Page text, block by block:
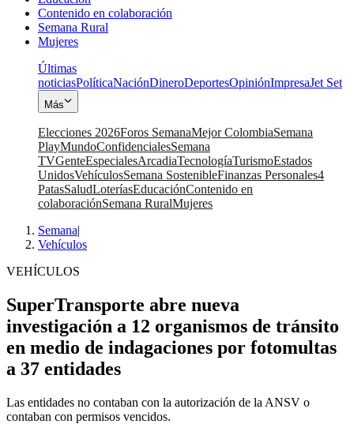
Contenido en colaboración
Semana Rural
Mujeres
Últimas
noticiasPolíticaNaciónDineroDeportesOpiniónImpresaJet Set
Más
Elecciones 2026Foros SemanaMejor ColombiaSemana
PlayMundoConfidencialesSemana
TVGenteEspecialesArcadiaTecnologíaTurismoEstados
UnidosVehículosSemana SostenibleFinanzas Personales4
PatasSaludLoteríasEducaciónContenido en
colaboraciónSemana RuralMujeres
Semana|
Vehículos
VEHÍCULOS
SuperTransporte abre nueva
investigación a 12 organismos de tránsito
en medio de indagaciones por fotomultas
a 37 entidades
Las entidades no contaban con la autorización de la ANSV o
contaban con permisos vencidos.